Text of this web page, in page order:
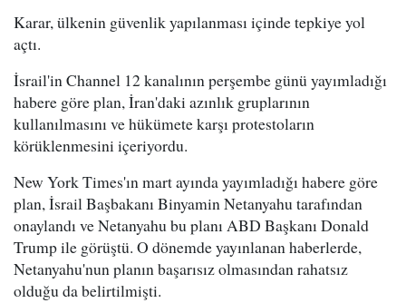
Karar, ülkenin güvenlik yapılanması içinde tepkiye yol
açtı.
İsrail'in Channel 12 kanalının perşembe günü yayımladığı
habere göre plan, İran'daki azınlık gruplarının
kullanılmasını ve hükümete karşı protestoların
körüklenmesini içeriyordu.
New York Times'ın mart ayında yayımladığı habere göre
plan, İsrail Başbakanı Binyamin Netanyahu tarafından
onaylandı ve Netanyahu bu planı ABD Başkanı Donald
Trump ile görüştü. O dönemde yayınlanan haberlerde,
Netanyahu'nun planın başarısız olmasından rahatsız
olduğu da belirtilmişti.